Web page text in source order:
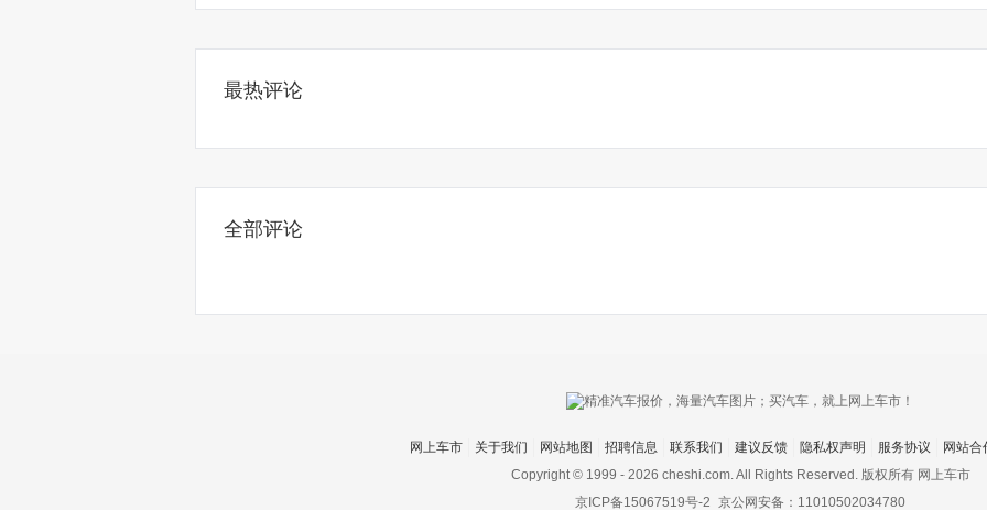
最热评论
全部评论
网上车市 关于我们 网站地图 招聘信息 联系我们 建议反馈 隐私权声明 服务协议 网站合
Copyright © 1999 - 2026 cheshi.com. All Rights Reserved. 版权所有 网上车市
京ICP备15067519号-2 京公网安备：11010502034780